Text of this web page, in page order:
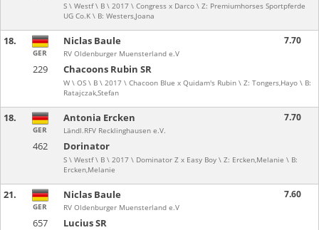
S \ Westf \ B \ 2017 \ Congress x Darco \ Z: Premiumhorses Sportpferde
UG Co.K \ B: Westers,Joana
18.
229 Chacoons Rubin SR
W \ OS \ B \ 2017 \ Chacoon Blue x Quidam's Rubin \ Z: Tongers,Hayo \ B:
Ratajczak,Stefan
GER
Niclas Baule
RV Oldenburger Muensterland e.V
7.70
18.
462 Dorinator
S \ Westf \ B \ 2017 \ Dominator Z x Easy Boy \ Z: Ercken,Melanie \ B:
Ercken,Melanie
GER
Antonia Ercken
Ländl.RFV Recklinghausen e.V.
7.70
21.
657 Lucius SR
GER
Niclas Baule
RV Oldenburger Muensterland e.V
7.60